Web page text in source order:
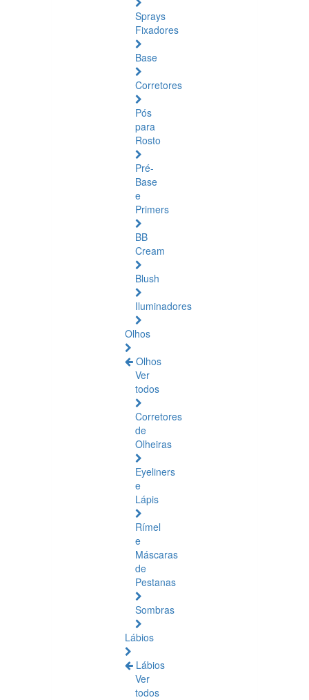
Sprays
Fixadores
Base
Corretores
Pós
para
Rosto
Pré-
Base
e
Primers
BB
Cream
Blush
Iluminadores
Olhos
Olhos
Ver
todos
Corretores
de
Olheiras
Eyeliners
e
Lápis
Rímel
e
Máscaras
de
Pestanas
Sombras
Lábios
Lábios
Ver
todos